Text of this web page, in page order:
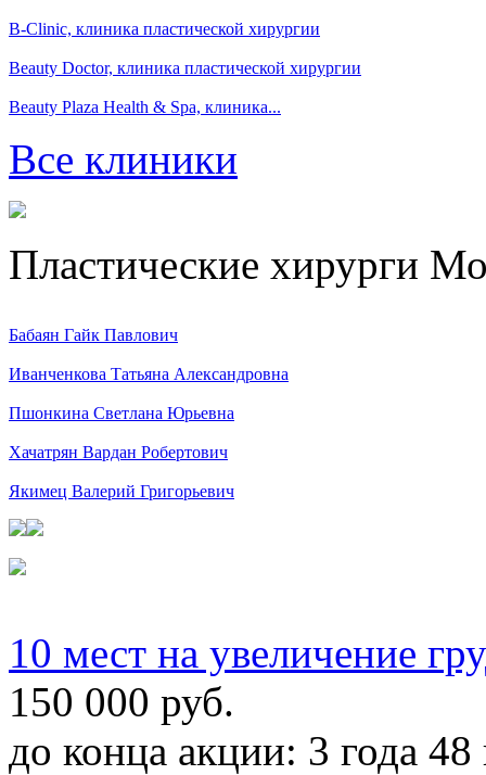
B-Clinic, клиника пластической хирургии
Beauty Doctor, клиника пластической хирургии
Beauty Plaza Health & Spa, клиника...
Все клиники
Пластические хирурги
Бабаян Гайк Павлович
Иванченкова Татьяна Александровна
Пшонкина Светлана Юрьевна
Хачатрян Вардан Робертович
Якимец Валерий Григорьевич
10 мест на увеличение
150 000 руб.
до конца акции: 3 года 48